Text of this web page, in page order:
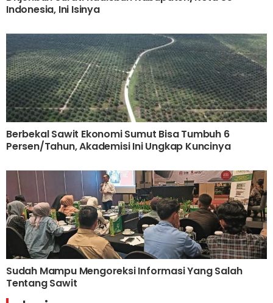
Indonesia, Ini Isinya
Berbekal Sawit Ekonomi Sumut Bisa Tumbuh 6
Persen/Tahun, Akademisi Ini Ungkap Kuncinya
Sudah Mampu Mengoreksi Informasi Yang Salah
Tentang Sawit